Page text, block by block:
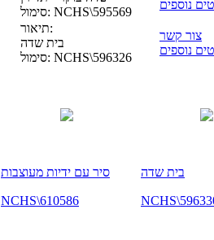
סימול: NCHS\595569
נוספים
תיאור:
בית שדה
סימול: NCHS\596326
צור קשר
נוספים
סיר עם ידיות מעוצבות
NCHS\610586
בית שדה